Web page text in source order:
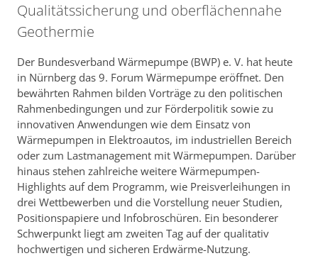
Qualitätssicherung und oberflächennahe
Geothermie
Der Bundesverband Wärmepumpe (BWP) e. V. hat heute
in Nürnberg das 9. Forum Wärmepumpe eröffnet. Den
bewährten Rahmen bilden Vorträge zu den politischen
Rahmenbedingungen und zur Förderpolitik sowie zu
innovativen Anwendungen wie dem Einsatz von
Wärmepumpen in Elektroautos, im industriellen Bereich
oder zum Lastmanagement mit Wärmepumpen. Darüber
hinaus stehen zahlreiche weitere Wärmepumpen-
Highlights auf dem Programm, wie Preisverleihungen in
drei Wettbewerben und die Vorstellung neuer Studien,
Positionspapiere und Infobroschüren. Ein besonderer
Schwerpunkt liegt am zweiten Tag auf der qualitativ
hochwertigen und sicheren Erdwärme-Nutzung.